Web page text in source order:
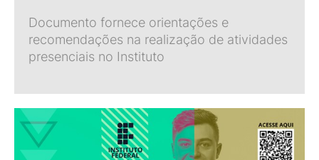
Documento fornece orientações e
recomendações na realização de atividades
presenciais no Instituto